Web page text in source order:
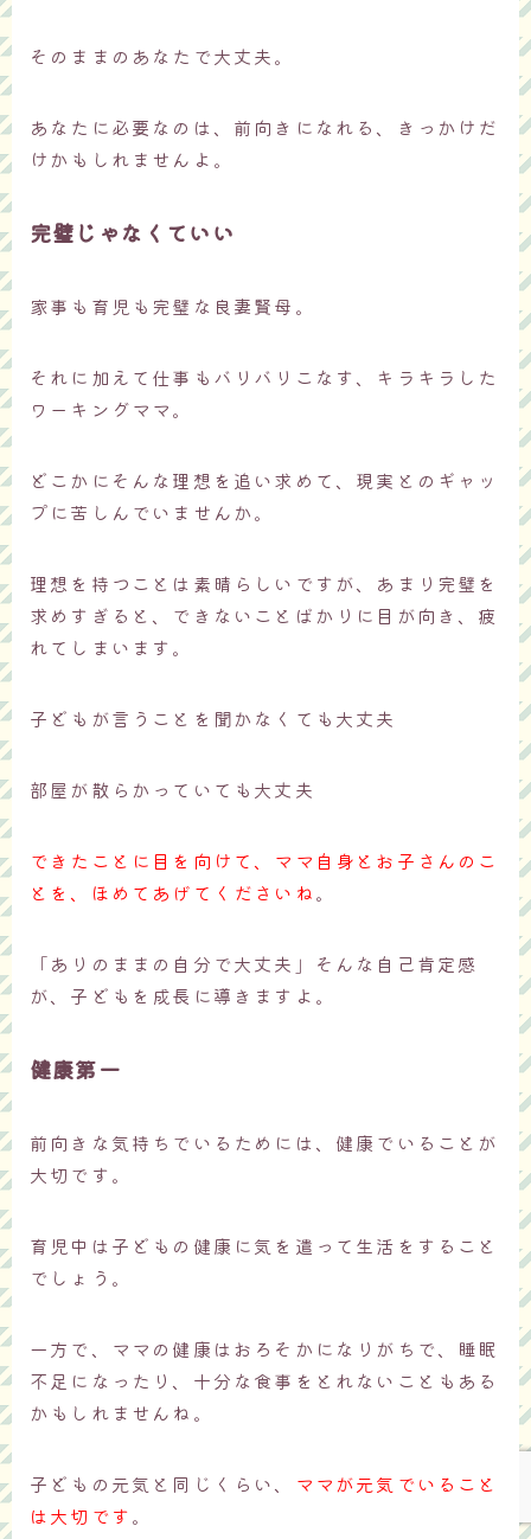
Follow Me
そのままのあなたで大丈夫。
あなたに必要なのは、前向きになれる、きっかけだ
けかもしれませんよ。
完璧じゃなくていい
家事も育児も完璧な良妻賢母。
それに加えて仕事もバリバリこなす、キラキラした
ワーキングママ。
どこかにそんな理想を追い求めて、現実とのギャッ
プに苦しんでいませんか。
理想を持つことは素晴らしいですが、あまり完璧を
求めすぎると、できないことばかりに目が向き、疲
れてしまいます。
子どもが言うことを聞かなくても大丈夫
部屋が散らかっていても大丈夫
できたことに目を向けて、ママ自身とお子さんのこ
とを、ほめてあげてくださいね。
「ありのままの自分で大丈夫」そんな自己肯定感
が、子どもを成長に導きますよ。
健康第一
前向きな気持ちでいるためには、健康でいることが
大切です。
育児中は子どもの健康に気を遣って生活をすること
でしょう。
一方で、ママの健康はおろそかになりがちで、睡眠
不足になったり、十分な食事をとれないこともある
かもしれませんね。
子どもの元気と同じくらい、
ママが元気でいること
は大切です。